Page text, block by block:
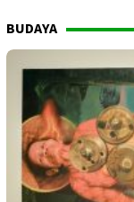
BUDAYA